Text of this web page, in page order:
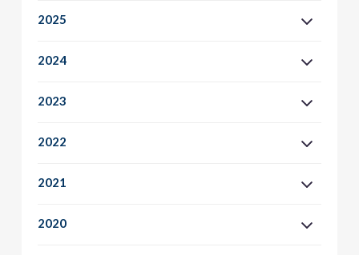
2025
2024
2023
2022
2021
2020